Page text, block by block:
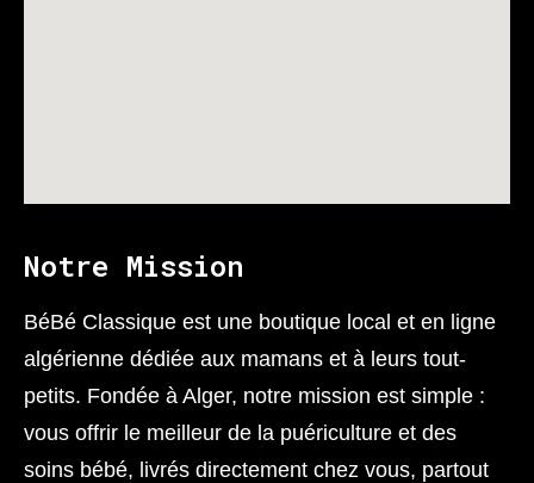
Notre Mission
BéBé Classique est une boutique local et en ligne
algérienne dédiée aux mamans et à leurs tout-
petits. Fondée à Alger, notre mission est simple :
vous offrir le meilleur de la puériculture et des
soins bébé, livrés directement chez vous, partout